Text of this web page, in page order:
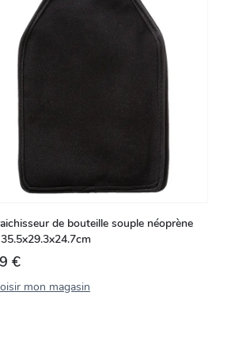
de bouteille souple néoprène
€
mon magasin